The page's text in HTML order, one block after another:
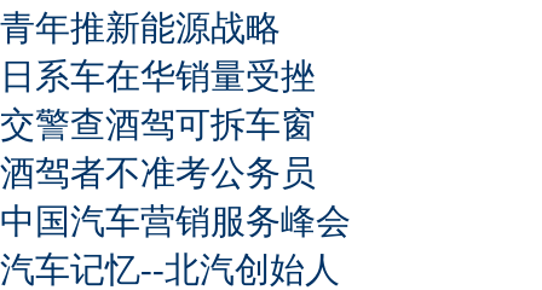
青年推新能源战略
日系车在华销量受挫
交警查酒驾可拆车窗
酒驾者不准考公务员
中国汽车营销服务峰会
汽车记忆--北汽创始人